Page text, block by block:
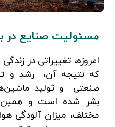
مسئولیت صنایع در
امروزه، تغییراتی در
که نتیجه آن، رشد و
صنعتی و تولید
بشر شده است و همین
مختلف، میزان آلودگی